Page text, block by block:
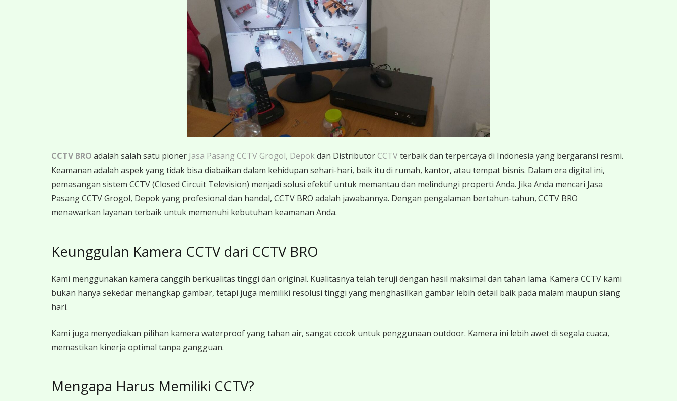
CCTV BRO adalah salah satu pioner Jasa Pasang CCTV Grogol, Depokdan DistributorCCTVterbaik dan terpercaya di Indonesia yang bergaransi resmi.
Keamanan adalah aspek yang tidak bisa diabaikan dalam kehidupan sehari-hari, baik itu di rumah, kantor, atau tempat bisnis. Dalam era digital ini,
pemasangan sistem CCTV (Closed Circuit Television) menjadi solusi efektif untuk memantau dan melindungi properti Anda. Jika Anda mencari Jasa
Pasang CCTV Grogol, Depok yang profesional dan handal, CCTV BRO adalah jawabannya. Dengan pengalaman bertahun-tahun, CCTV BRO
menawarkan layanan terbaik untuk memenuhi kebutuhan keamanan Anda.
Keunggulan Kamera CCTV dari CCTV BRO
Kami menggunakan kamera canggih berkualitas tinggi dan original. Kualitasnya telah teruji dengan hasil maksimal dan tahan lama. Kamera CCTV kami
bukan hanya sekedar menangkap gambar, tetapi juga memiliki resolusi tinggi yang menghasilkan gambar lebih detail baik pada malam maupun siang
hari.
Kami juga menyediakan pilihan kamera waterproof yang tahan air, sangat cocok untuk penggunaan outdoor. Kamera ini lebih awet di segala cuaca,
memastikan kinerja optimal tanpa gangguan.
Mengapa Harus Memiliki CCTV?